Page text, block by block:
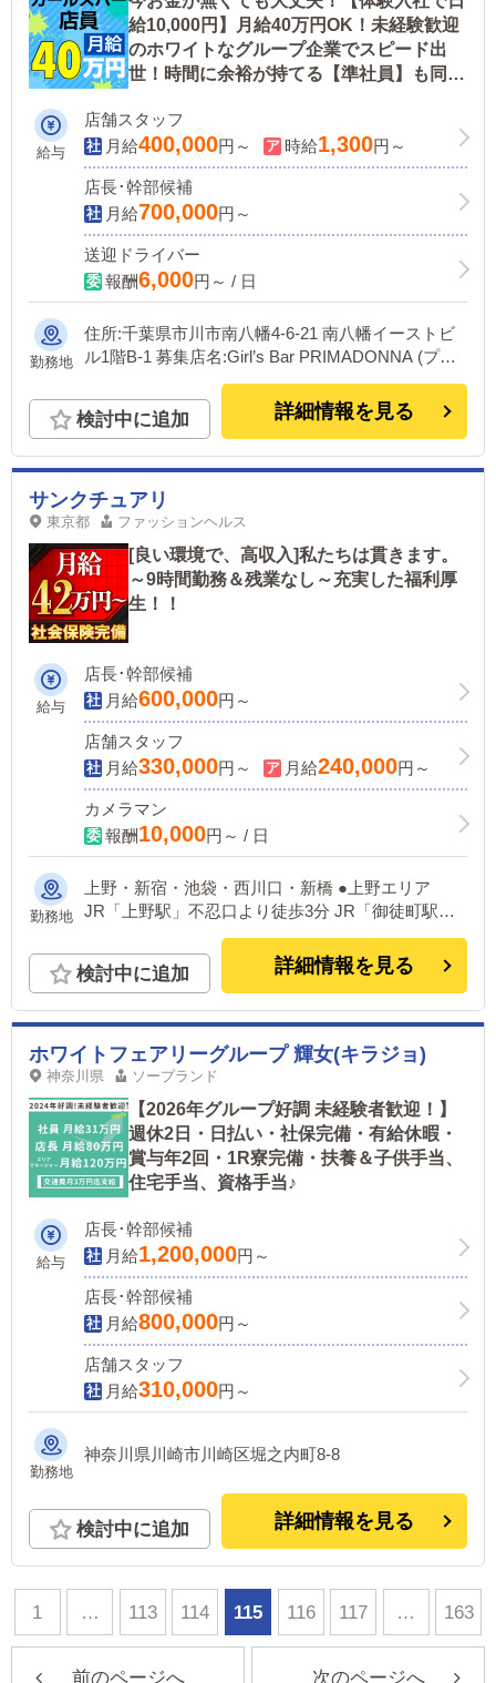
給10,000円】月給40万円OK！未経験歓迎
のホワイトなグループ企業でスピード出
世！時間に余裕が持てる【準社員】も同時
給与
店舗スタッフ
月給400,000円～ 時給1,300円～
店長･幹部候補
月給700,000円～
送迎ドライバー
報酬6,000円～ / 日
勤務地
住所:千葉県市川市南八幡4-6-21 南八幡イーストビ
ル1階B-1 募集店名:Girl’s Bar PRIMADONNA (プリ
マドンナ)本八幡店 最寄り駅：「本八幡駅」南口か
ら徒歩2分 マクドナルドの方向に進んでその角を右
折
検討中に追加 詳細情報を見る
サンクチュアリ
東京都 ファッションヘルス
[良い環境で、高収入]私たちは貫きます。
～9時間勤務＆残業なし～充実した福利厚
生！！
給与
店長･幹部候補
月給600,000円～
店舗スタッフ
月給330,000円～ 月給240,000円～
カメラマン
報酬10,000円～ / 日
勤務地
上野・新宿・池袋・西川口・新橋 ●上野エリア
JR「上野駅」不忍口より徒歩3分 JR「御徒町駅」
徒歩3分 大江戸線「上野御徒町駅」徒歩2分 銀座線
「上野広小路駅」徒歩2分 ●新宿エリア JR各線「新
宿駅」東南口より徒歩２分
検討中に追加 詳細情報を見る
ホワイトフェアリーグループ 輝女(キラジョ)
神奈川県 ソープランド
【2026年グループ好調 未経験者歓迎！】
週休2日・日払い・社保完備・有給休暇・
賞与年2回・1R寮完備・扶養＆子供手当、
住宅手当、資格手当♪
給与
店長･幹部候補
月給1,200,000円～
店長･幹部候補
月給800,000円～
店舗スタッフ
月給310,000円～
勤務地
神奈川県川崎市川崎区堀之内町8-8
検討中に追加 詳細情報を見る
1 … 113 114 115 116 117 … 163
前のページへ 次のページへ